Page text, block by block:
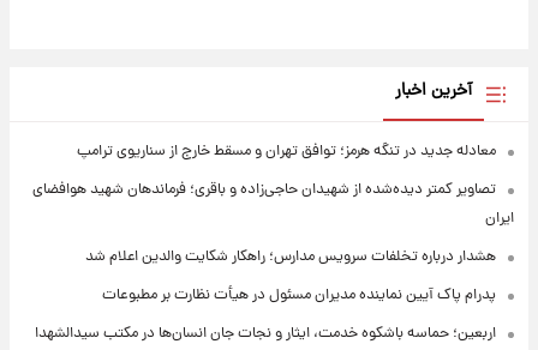
آخرین اخبار
معادله جدید در تنگه هرمز؛ توافق تهران و مسقط خارج از سناریوی ترامپ
تصاویر کمتر دیده‌شده از شهیدان حاجی‌زاده و باقری؛ فرماندهان شهید هوافضای
ایران
هشدار درباره تخلفات سرویس مدارس؛ راهکار شکایت والدین اعلام شد
پدرام پاک آیین نماینده مدیران مسئول در هیأت نظارت بر مطبوعات
اربعین؛ حماسه باشکوه خدمت، ایثار و نجات جان انسان‌ها در مکتب سیدالشهدا